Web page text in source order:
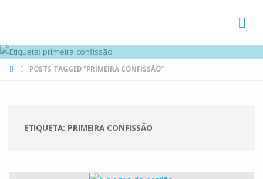
HOMEPOSTS TAGGED "PRIMEIRA CONFISSÃO"
ETIQUETA: PRIMEIRA CONFISSÃO